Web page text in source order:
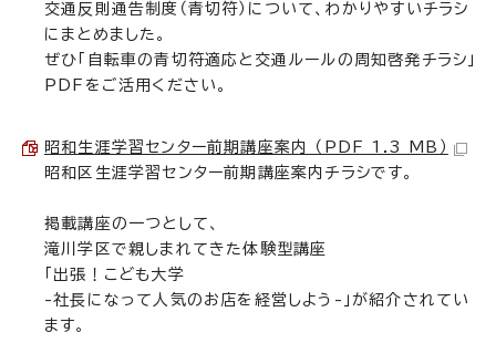
交通反則通告制度（青切符）について、わかりやすいチラシ
にまとめました。
ぜひ「自転車の青切符適応と交通ルールの周知啓発チラシ」
PDFをご活用ください。
昭和生涯学習センター前期講座案内 （PDF 1.3 MB）
昭和区生涯学習センター前期講座案内チラシです。
掲載講座の一つとして、
滝川学区で親しまれてきた体験型講座
「出張！こども大学
-社長になって人気のお店を経営しよう-」が紹介されてい
ます。